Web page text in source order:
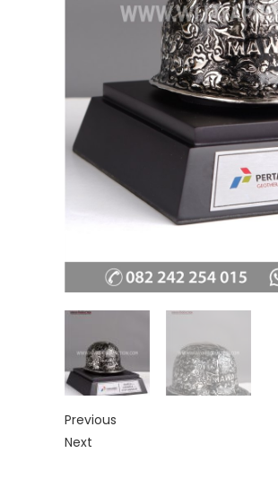
Previous
Next